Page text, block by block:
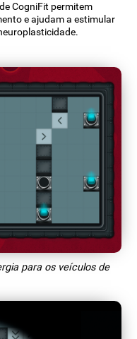
CogniFit permitem
e ajudam a estimular
para os veículos de